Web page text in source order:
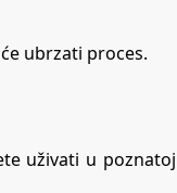
ubrzati proces.
uživati u poznatoj